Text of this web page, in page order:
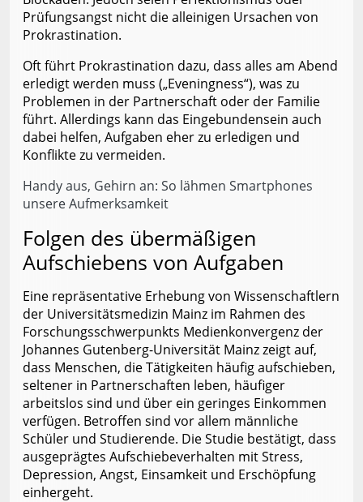
Prüfungsangst nicht die alleinigen Ursachen von
Prokrastination.
Oft führt Prokrastination dazu, dass alles am Abend
erledigt werden muss („Eveningness“), was zu
Problemen in der Partnerschaft oder der Familie
führt. Allerdings kann das Eingebundensein auch
dabei helfen, Aufgaben eher zu erledigen und
Konflikte zu vermeiden.
Handy aus, Gehirn an: So lähmen Smartphones
unsere Aufmerksamkeit
Folgen des übermäßigen
Aufschiebens von Aufgaben
Eine repräsentative Erhebung von Wissenschaftlern
der Universitätsmedizin Mainz im Rahmen des
Forschungsschwerpunkts Medienkonvergenz der
Johannes Gutenberg-Universität Mainz zeigt auf,
dass Menschen, die Tätigkeiten häufig aufschieben,
seltener in Partnerschaften leben, häufiger
arbeitslos sind und über ein geringes Einkommen
verfügen. Betroffen sind vor allem männliche
Schüler und Studierende. Die Studie bestätigt, dass
ausgeprägtes Aufschiebeverhalten mit Stress,
Depression, Angst, Einsamkeit und Erschöpfung
einhergeht.